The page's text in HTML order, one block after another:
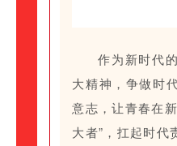
作为新时代
大精神，争做时
意志，让青春在
大者”，扛起时代